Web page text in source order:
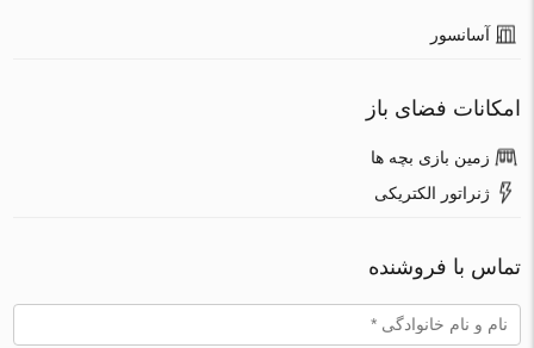
آسانسور
امکانات فضای باز
زمین بازی بچه ها
ژنراتور الکتریکی
تماس با فروشنده